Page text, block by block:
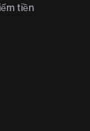
tiền